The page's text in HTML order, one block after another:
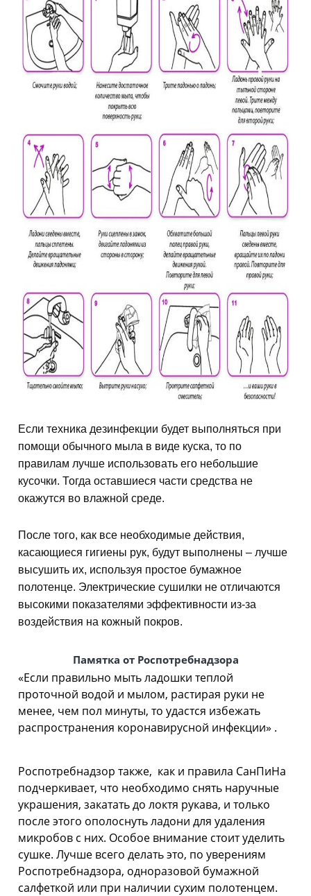
Если техника дезинфекции будет выполняться при
помощи обычного мыла в виде куска, то по
правилам лучше использовать его небольшие
кусочки. Тогда оставшиеся части средства не
окажутся во влажной среде.
После того, как все необходимые действия,
касающиеся гигиены рук, будут выполнены – лучше
высушить их, используя простое бумажное
полотенце. Электрические сушилки не отличаются
высокими показателями эффективности из-за
воздействия на кожный покров.
Памятка от Роспотребнадзора
«Если правильно мыть ладошки теплой
проточной водой и мылом, растирая руки не
менее, чем пол минуты, то удастся избежать
распространения коронавирусной инфекции» .
Роспотребнадзор также, как и правила СанПиНа
подчеркивает, что необходимо снять наручные
украшения, закатать до локтя рукава, и только
после этого ополоснуть ладони для удаления
микробов с них. Особое внимание стоит уделить
сушке. Лучше всего делать это, по уверениям
Роспотребнадзора, одноразовой бумажной
салфеткой или при наличии сухим полотенцем.